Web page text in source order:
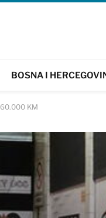
BOSNA I
KM